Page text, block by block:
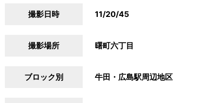
撮影日時 11/20/45
撮影場所 曙町六丁目
ブロック別 牛田・広島駅周辺地区